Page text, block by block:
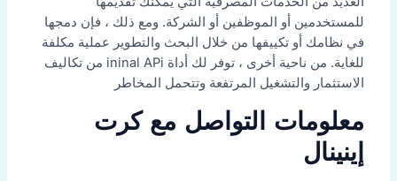
للمستخدمين أو الموظفين أو الشركة. ومع ذلك ، فإن دمجها
في نظامك أو تكييفها من خلال البحث والتطوير عملية مكلفة
للغاية. من ناحية أخرى ، توفر لك أداة ininal APi من تكاليف
الاستثمار والتشغيل المرتفعة وتتحمل المخاطر
معلومات التواصل مع كرت
إينينال